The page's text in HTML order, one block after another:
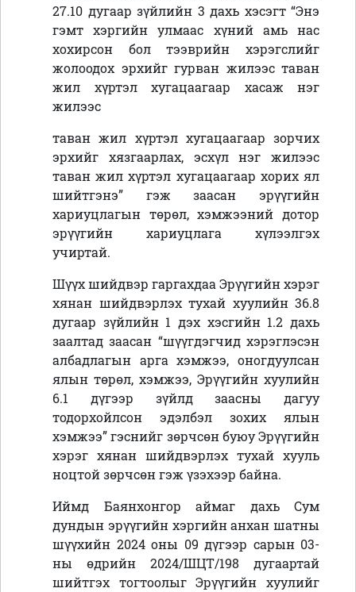
27.10 дугаар зүйлийн 3 дахь хэсэгт “Энэ
гэмт хэргийн улмаас хүний амь нас
хохирсон бол тээврийн хэрэгслийг
жолоодох эрхийг гурван жилээс таван
жил хүртэл хугацаагаар хасаж нэг
жилээс
таван жил хүртэл хугацаагаар зорчих
эрхийг хязгаарлах, эсхүл нэг жилээс
таван жил хүртэл хугацаагаар хорих ял
шийтгэнэ” гэж заасан эрүүгийн
хариуцлагын төрөл, хэмжээний дотор
эрүүгийн хариуцлага хүлээлгэх
учиртай.
Шүүх шийдвэр гаргахдаа Эрүүгийн хэрэг
хянан шийдвэрлэх тухай хуулийн 36.8
дугаар зүйлийн 1 дэх хэсгийн 1.2 дахь
заалтад заасан “шүүгдэгчид хэрэглэсэн
албадлагын арга хэмжээ, оногдуулсан
ялын төрөл, хэмжээ, Эрүүгийн хуулийн
6.1 дүгээр зүйлд заасны дагуу
тодорхойлсон эдэлбэл зохих ялын
хэмжээ” гэснийг зөрчсөн буюу Эрүүгийн
хэрэг хянан шийдвэрлэх тухай хууль
ноцтой зөрчсөн гэж үзэхээр байна.
Иймд Баянхонгор аймаг дахь Сум
дундын эрүүгийн хэргийн анхан шатны
шүүхийн 2024 оны 09 дүгээр сарын 03-
ны өдрийн 2024/ШЦТ/198 дугаартай
шийтгэх тогтоолыг Эрүүгийн хуулийг